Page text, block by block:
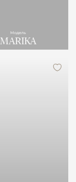
Модель
MARIKA